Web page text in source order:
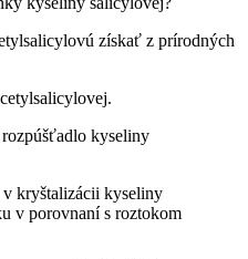
získať z prírodných
kyseliny
kryštalizácii kyseliny
v porovnaní s roztokom